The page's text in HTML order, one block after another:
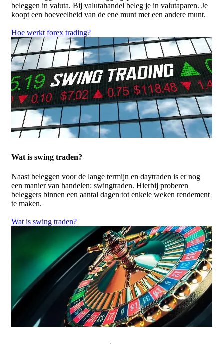
beleggen in valuta. Bij valutahandel beleg je in valutaparen. Je
koopt een hoeveelheid van de ene munt met een andere munt.
Hoe werkt forex trading?
Wat is swing traden?
Naast beleggen voor de lange termijn en daytraden is er nog
een manier van handelen: swingtraden. Hierbij proberen
beleggers binnen een aantal dagen tot enkele weken rendement
te maken.
Wat is swing traden?